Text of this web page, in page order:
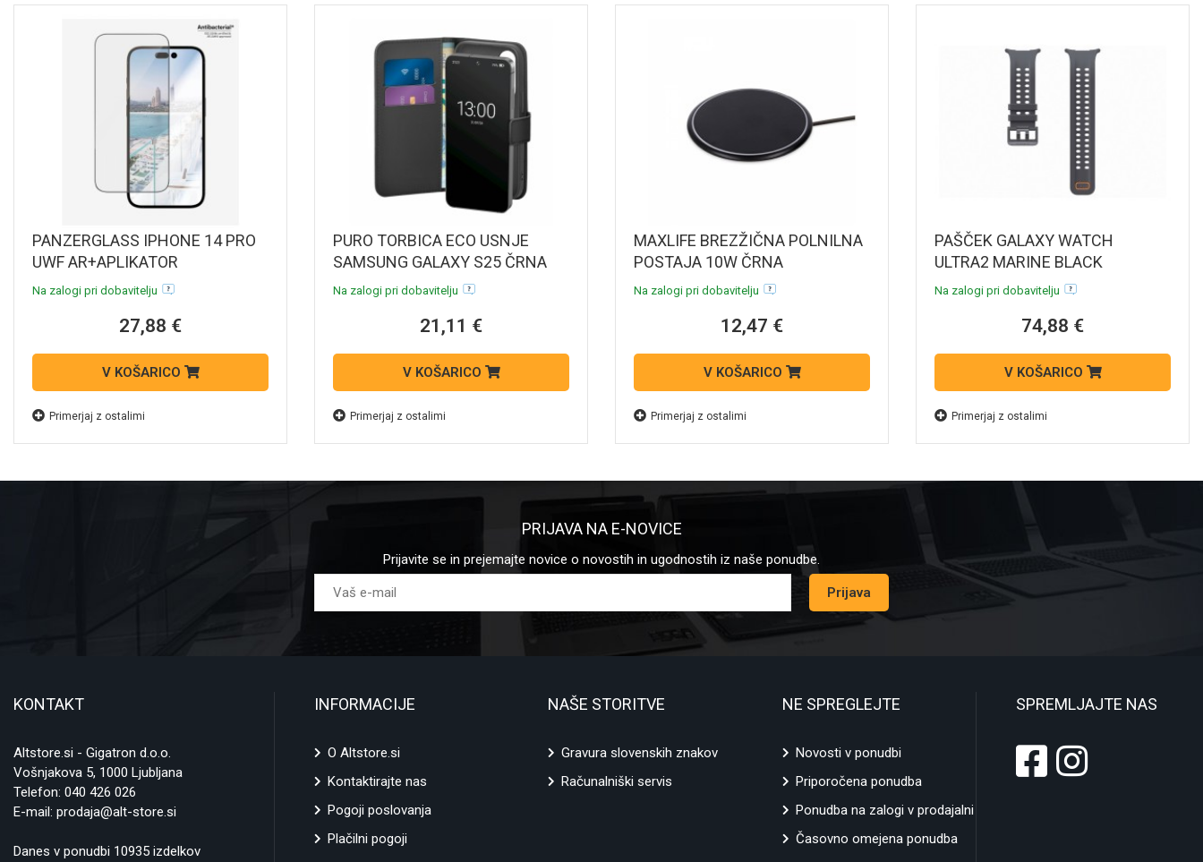
PANZERGLASS IPHONE 14 PRO
UWF AR+APLIKATOR
Na zalogi pri dobavitelju
27,88 €
V KOŠARICO
Primerjaj z ostalimi
PURO TORBICA ECO USNJE
SAMSUNG GALAXY S25 ČRNA
Na zalogi pri dobavitelju
21,11 €
V KOŠARICO
Primerjaj z ostalimi
MAXLIFE BREZŽIČNA POLNILNA
POSTAJA 10W ČRNA
Na zalogi pri dobavitelju
12,47 €
V KOŠARICO
Primerjaj z ostalimi
PAŠČEK GALAXY WATCH
ULTRA2 MARINE BLACK
Na zalogi pri dobavitelju
74,88 €
V KOŠARICO
Primerjaj z ostalimi
PRIJAVA NA E-NOVICE
Prijavite se in prejemajte novice o novostih in ugodnostih iz naše ponudbe.
Prijava
KONTAKT
Altstore.si - Gigatron d.o.o.
Vošnjakova 5, 1000 Ljubljana
Telefon: 040 426 026
E-mail: prodaja@alt-store.si
Danes v ponudbi 10935 izdelkov
INFORMACIJE
O Altstore.si
Kontaktirajte nas
Pogoji poslovanja
Plačilni pogoji
NAŠE STORITVE
Gravura slovenskih znakov
Računalniški servis
NE SPREGLEJTE
Novosti v ponudbi
Priporočena ponudba
Ponudba na zalogi v prodajalni
Časovno omejena ponudba
SPREMLJAJTE NAS